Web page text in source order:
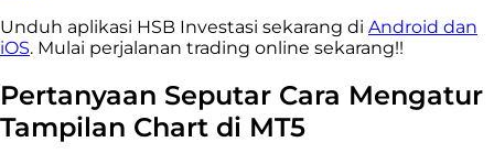
Unduh aplikasi HSB Investasi sekarang di Android dan
iOS. Mulai perjalanan trading online sekarang!!
Pertanyaan Seputar Cara Mengatur
Tampilan Chart di MT5